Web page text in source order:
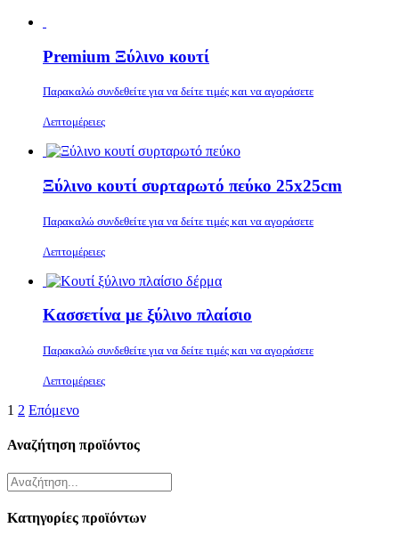
Premium Ξύλινο κουτί
Παρακαλώ συνδεθείτε για να δείτε τιμές και να αγοράσετε
Λεπτομέρειες
Ξύλινο κουτί συρταρωτό πεύκο 25x25cm
Παρακαλώ συνδεθείτε για να δείτε τιμές και να αγοράσετε
Λεπτομέρειες
Κασσετίνα με ξύλινο πλαίσιο
Παρακαλώ συνδεθείτε για να δείτε τιμές και να αγοράσετε
Λεπτομέρειες
1 2 Επόμενο
Αναζήτηση προϊόντος
Κατηγορίες προϊόντων